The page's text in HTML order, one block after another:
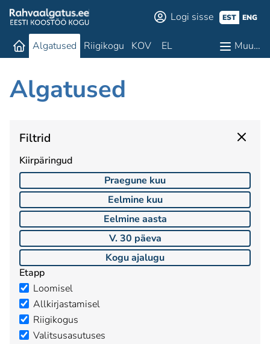
Logi sisse EST ENG
Algatused Riigikogu KOV EL Muu…
Algatused
Filtrid
Kiirpäringud
Praegune kuu
Eelmine kuu
Eelmine aasta
V. 30 päeva
Kogu ajalugu
Etapp
Loomisel
Allkirjastamisel
Riigikogus
Valitsusasutuses